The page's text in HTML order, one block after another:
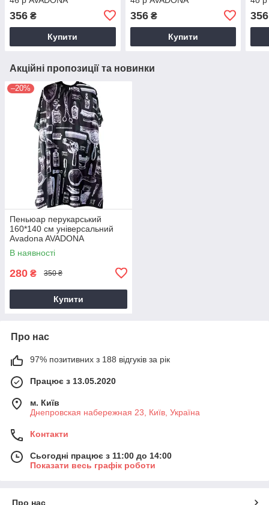
356 ₴
Купити
356₴
Купити
356
Акційні пропозиції та новинки
–20%
Пеньюар перукарський
160*140 см універсальний
Avadona AVADONA
В наявності
280 ₴ 350 ₴
Купити
Про нас
97% позитивних з 188 відгуків за рік
Працює з 13.05.2020
м. Київ
Днепровская набережная 23, Київ, Україна
Контакти
Сьогодні працює з 11:00 до 14:00
Показати весь графік роботи
Про нас